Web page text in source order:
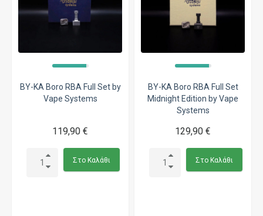
BY-KA Boro RBA Full Set by
Vape Systems
119,90 €
Στο Καλάθι
BY-KA Boro RBA Full Set
Midnight Edition by Vape
Systems
129,90 €
Στο Καλάθι